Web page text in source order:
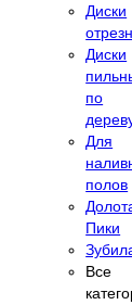
Диски
Диски
по
Для
полов
Пики
Все